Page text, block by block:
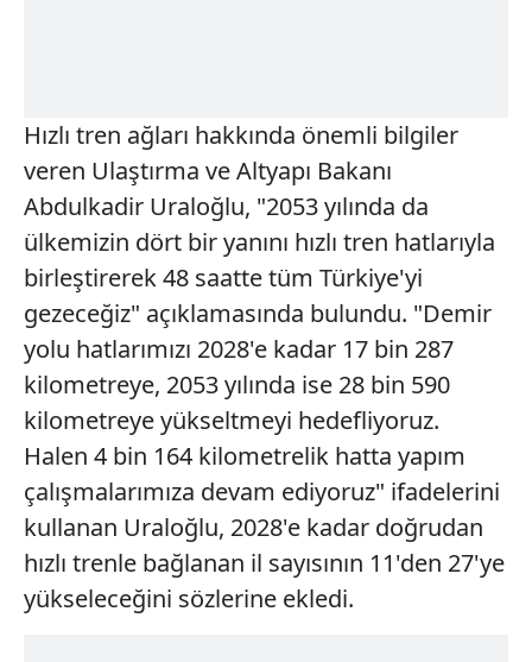
Hızlı tren ağları hakkında önemli bilgiler
veren Ulaştırma ve Altyapı Bakanı
Abdulkadir Uraloğlu, "2053 yılında da
ülkemizin dört bir yanını hızlı tren hatlarıyla
birleştirerek 48 saatte tüm Türkiye'yi
gezeceğiz" açıklamasında bulundu. "Demir
yolu hatlarımızı 2028'e kadar 17 bin 287
kilometreye, 2053 yılında ise 28 bin 590
kilometreye yükseltmeyi hedefliyoruz.
Halen 4 bin 164 kilometrelik hatta yapım
çalışmalarımıza devam ediyoruz" ifadelerini
kullanan Uraloğlu, 2028'e kadar doğrudan
hızlı trenle bağlanan il sayısının 11'den 27'ye
yükseleceğini sözlerine ekledi.